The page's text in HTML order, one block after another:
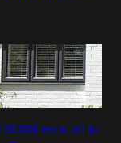
evra, ali tu